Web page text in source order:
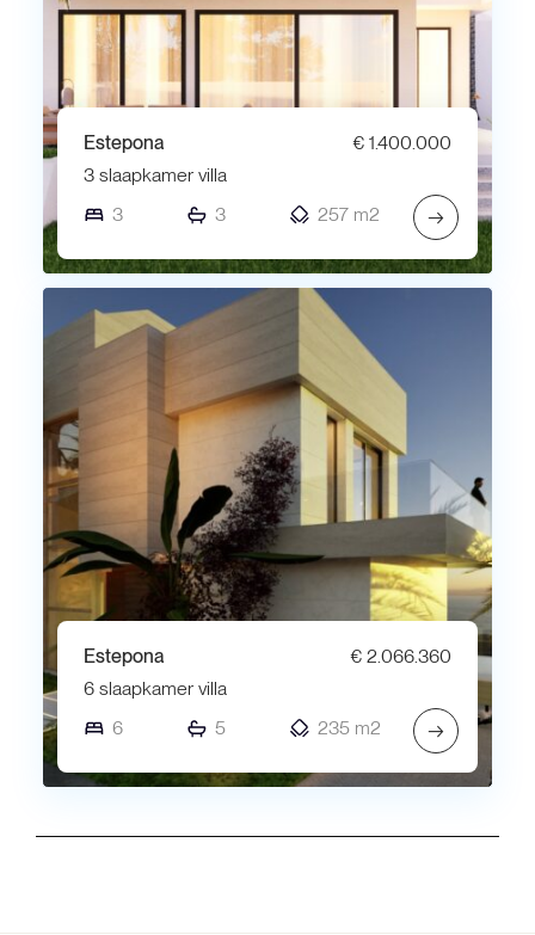
Estepona
€ 1.400.000
3 slaapkamer villa
3
3 257 m2 →
Estepona
€ 2.066.360
6 slaapkamer villa
6
5 235 m2 →